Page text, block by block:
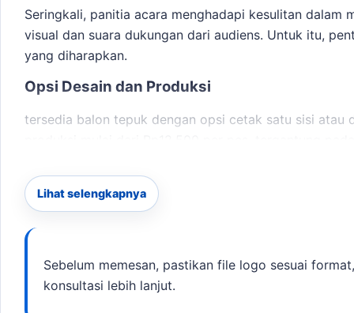
Seringkali, panitia acara menghadapi kesulitan dalam
visual dan suara dukungan dari audiens. Untuk itu,
yang diharapkan.
Opsi Desain dan Produksi
tersedia balon tepuk dengan opsi cetak satu sisi atau
Estimasi waktu produksi adalah 2-5 hari kerja. Untuk
menjadi rujukan sebelum menentukan ukuran, desain,
Berikut adalah beberapa paket yang kami tawarkan:
Lihat selengkapnya
Sebelum memesan, pastikan file logo sesuai
konsultasi lebih lanjut.